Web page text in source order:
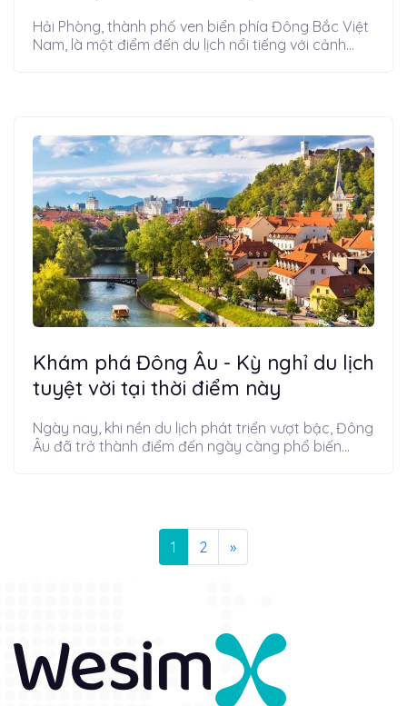
Hải Phòng, thành phố ven biển phía Đông Bắc Việt
Nam, là một điểm đến du lịch nổi tiếng với cảnh...
Khám phá Đông Âu - Kỳ nghỉ du lịch
tuyệt vời tại thời điểm này
Ngày nay, khi nền du lịch phát triển vượt bậc, Đông
Âu đã trở thành điểm đến ngày càng phổ biến...
1 2 »